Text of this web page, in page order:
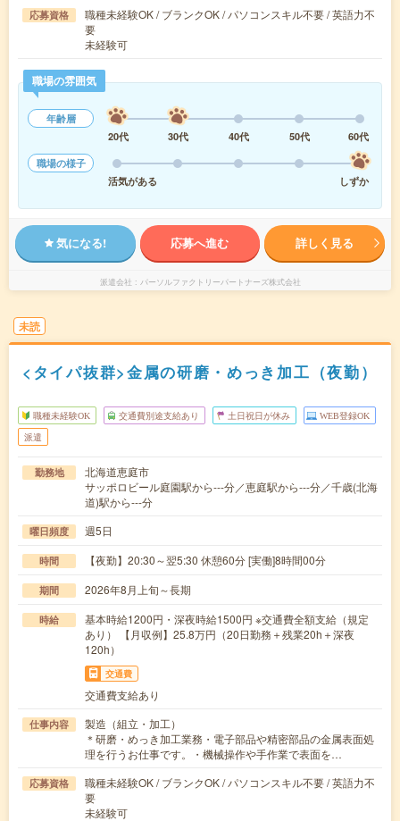
応募資格
職種未経験OK / ブランクOK / パソコンスキル不要 / 英語力不
要
未経験可
職場の雰囲気
年齢層
20代
30代 40代 50代
60代
職場の様子
活気がある
しずか
気になる! 応募へ進む 詳しく見る
派遣会社 パーソルファクトリーパートナーズ株式会社
未読
<タイパ抜群>金属の研磨・めっき加工（夜勤）
職種未経験OK 交通費別途支給あり 土日祝日が休み WEB登録OK
派遣
勤務地
北海道恵庭市
サッポロビール庭園駅から---分／恵庭駅から---分／千歳(北海
道)駅から---分
曜日頻度 週5日
時間 【夜勤】20:30～翌5:30 休憩60分 [実働]8時間00分
期間 2026年8月上旬～長期
時給
基本時給1200円・深夜時給1500円 ※交通費全額支給（規定
あり） 【月収例】25.8万円（20日勤務＋残業20h＋深夜
120h）
交通費
交通費支給あり
仕事内容
製造（組立・加工）
＊研磨・めっき加工業務・電子部品や精密部品の金属表面処
理を行うお仕事です。・機械操作や手作業で表面を…
応募資格
職種未経験OK / ブランクOK / パソコンスキル不要 / 英語力不
要
未経験可